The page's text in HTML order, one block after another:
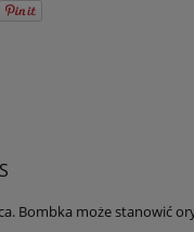
Bombka może stanowić